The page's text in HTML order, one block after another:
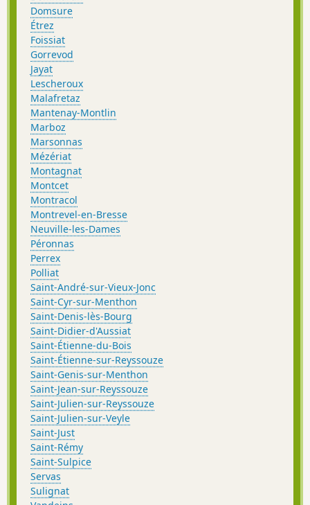
Domsure
Étrez
Foissiat
Gorrevod
Jayat
Lescheroux
Malafretaz
Mantenay-Montlin
Marboz
Marsonnas
Mézériat
Montagnat
Montcet
Montracol
Montrevel-en-Bresse
Neuville-les-Dames
Péronnas
Perrex
Polliat
Saint-André-sur-Vieux-Jonc
Saint-Cyr-sur-Menthon
Saint-Denis-lès-Bourg
Saint-Didier-d'Aussiat
Saint-Étienne-du-Bois
Saint-Étienne-sur-Reyssouze
Saint-Genis-sur-Menthon
Saint-Jean-sur-Reyssouze
Saint-Julien-sur-Reyssouze
Saint-Julien-sur-Veyle
Saint-Just
Saint-Rémy
Saint-Sulpice
Servas
Sulignat